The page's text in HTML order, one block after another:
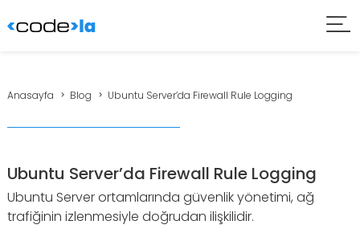
Anasayfa Blog Ubuntu Server’da Firewall Rule Logging
Ubuntu Server’da Firewall Rule Logging
Ubuntu Server ortamlarında güvenlik yönetimi, ağ
trafiğinin izlenmesiyle doğrudan ilişkilidir.